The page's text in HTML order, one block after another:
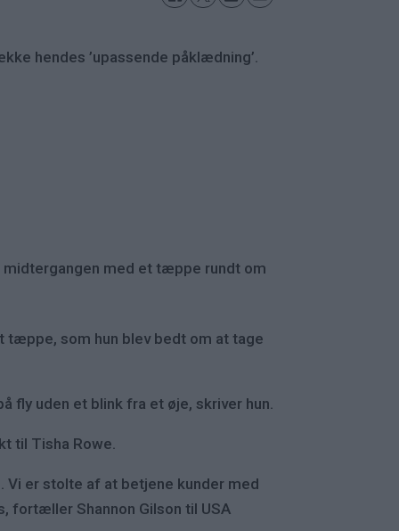
hendes ’upassende påklædning’.
med et tæppe rundt om
tæppe, som hun blev bedt om at tage
fly uden et blink fra et øje, skriver hun.
til Tisha Rowe.
Vi er stolte af at betjene kunder med
fortæller Shannon Gilson til USA